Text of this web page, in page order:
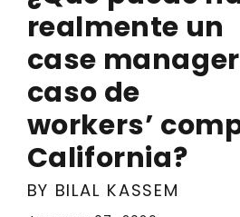
realmente un
case
caso de
workers’
California?
BY BILAL KASSEM